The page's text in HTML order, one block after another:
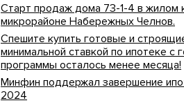
Старт продаж дома 73-1-4 в
микрорайоне Набережных Челнов.
Спешите купить готовые и
минимальной ставкой по ипотеке
программы осталось менее месяца!
Минфин поддержал завершение
2024